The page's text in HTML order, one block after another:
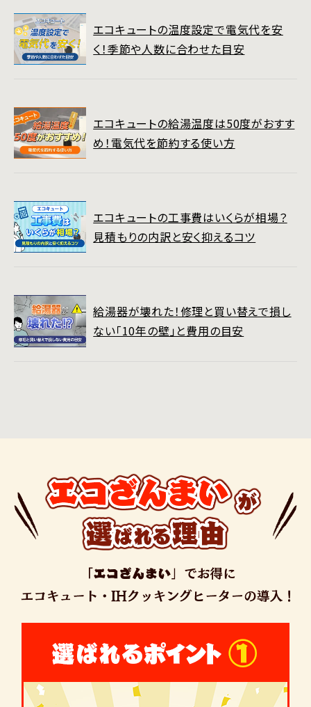
エコキュートの温度設定で電気代を安
く！季節や人数に合わせた目安
エコキュートの給湯温度は50度がおすす
め！電気代を節約する使い方
エコキュートの工事費はいくらが相場？
見積もりの内訳と安く抑えるコツ
給湯器が壊れた！修理と買い替えで損し
ない「10年の壁」と費用の目安